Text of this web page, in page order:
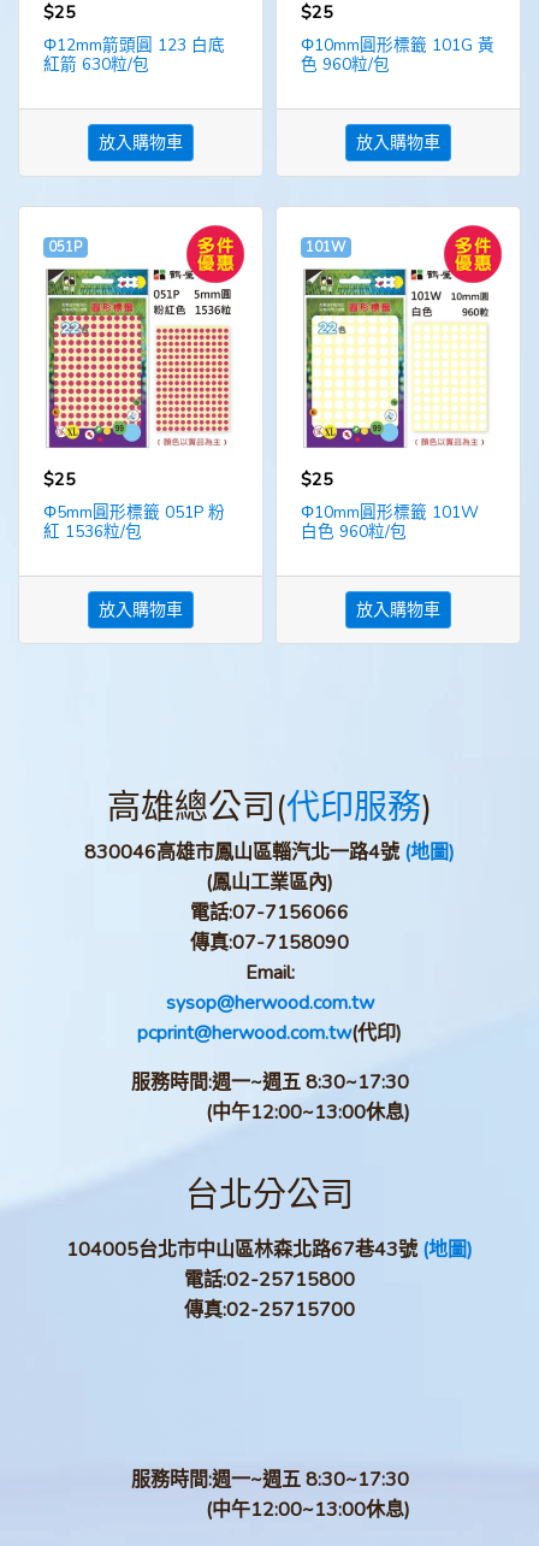
$25
Φ12mm箭頭圓 123 白底
紅箭 630粒/包
放入購物車
$25
Φ10mm圓形標籤 101G 黃
色 960粒/包
放入購物車
051P
$25
Φ5mm圓形標籤 051P 粉
紅 1536粒/包
放入購物車
101W
$25
Φ10mm圓形標籤 101W
白色 960粒/包
放入購物車
高雄總公司(代印服務)
830046高雄市鳳山區輜汽北一路4號(地圖)
(鳳山工業區內)
電話:07-7156066
傳真:07-7158090
Email:
sysop@herwood.com.tw
pcprint@herwood.com.tw(代印)
服務時間:週一~週五 8:30~17:30
(中午12:00~13:00休息)
台北分公司
104005台北市中山區林森北路67巷43號(地圖)
電話:02-25715800
傳真:02-25715700
服務時間:週一~週五 8:30~17:30
(中午12:00~13:00休息)